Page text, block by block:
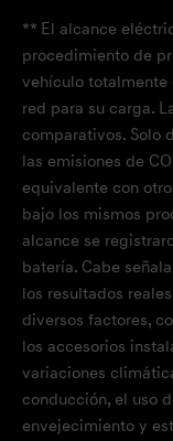
** El alcance
procedimiento de
vehículo
red para su carga.
comparativos. Solo
las emisiones de
equivalente con
bajo los mismos
alcance se
batería. Cabe
los resultados
diversos factores,
los accesorios
variaciones
conducción, el uso
envejecimiento y